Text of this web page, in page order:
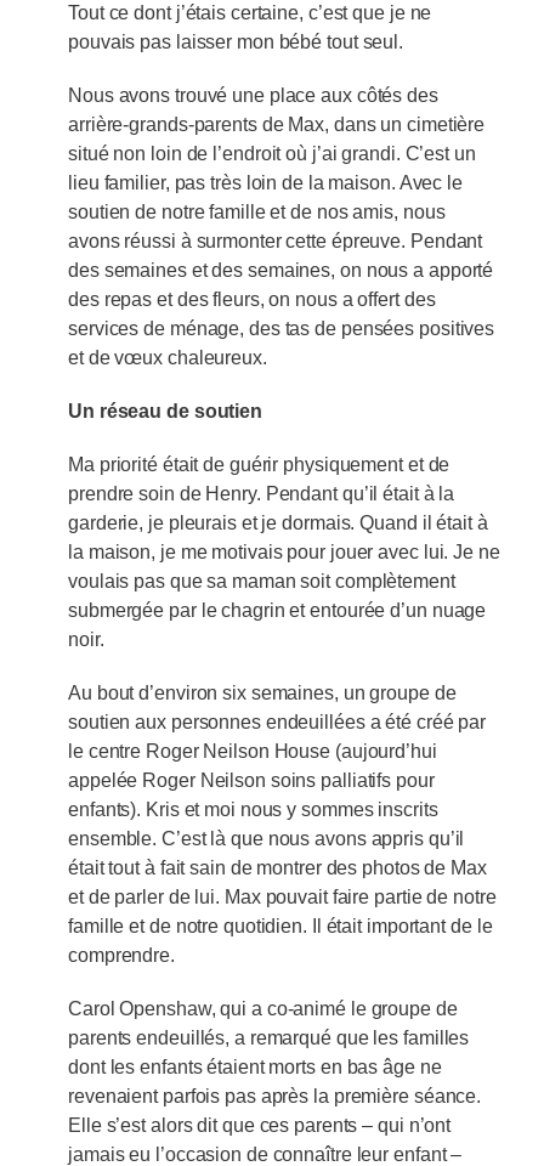
Tout ce dont j’étais certaine, c’est que je ne
pouvais pas laisser mon bébé tout seul.
Nous avons trouvé une place aux côtés des
arrière-grands-parents de Max, dans un cimetière
situé non loin de l’endroit où j’ai grandi. C’est un
lieu familier, pas très loin de la maison. Avec le
soutien de notre famille et de nos amis, nous
avons réussi à surmonter cette épreuve. Pendant
des semaines et des semaines, on nous a apporté
des repas et des fleurs, on nous a offert des
services de ménage, des tas de pensées positives
et de vœux chaleureux.
Un réseau de soutien
Ma priorité était de guérir physiquement et de
prendre soin de Henry. Pendant qu’il était à la
garderie, je pleurais et je dormais. Quand il était à
la maison, je me motivais pour jouer avec lui. Je ne
voulais pas que sa maman soit complètement
submergée par le chagrin et entourée d’un nuage
noir.
Au bout d’environ six semaines, un groupe de
soutien aux personnes endeuillées a été créé par
le centre Roger Neilson House (aujourd’hui
appelée Roger Neilson soins palliatifs pour
enfants). Kris et moi nous y sommes inscrits
ensemble. C’est là que nous avons appris qu’il
était tout à fait sain de montrer des photos de Max
et de parler de lui. Max pouvait faire partie de notre
famille et de notre quotidien. Il était important de le
comprendre.
Carol Openshaw, qui a co-animé le groupe de
parents endeuillés, a remarqué que les familles
dont les enfants étaient morts en bas âge ne
revenaient parfois pas après la première séance.
Elle s’est alors dit que ces parents – qui n’ont
jamais eu l’occasion de connaître leur enfant –